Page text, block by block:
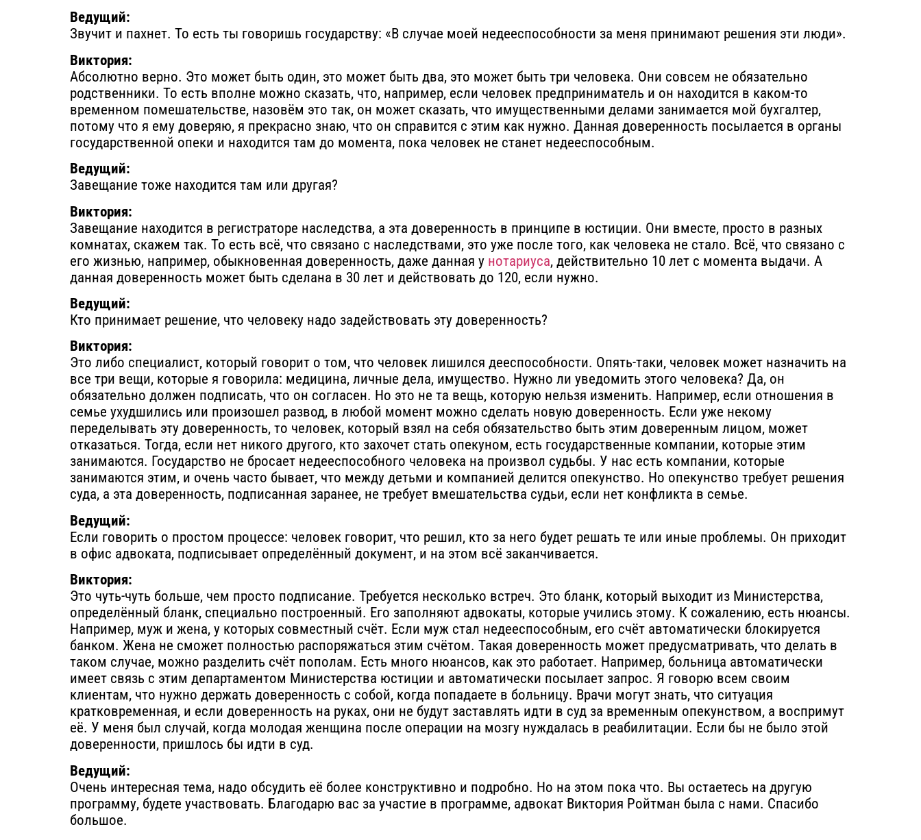
Ведущий:
Звучит и пахнет. То есть ты говоришь государству: «В случае моей недееспособности за меня принимают решения эти люди».
Виктория:
Абсолютно верно. Это может быть один, это может быть два, это может быть три человека. Они совсем не обязательно
родственники. То есть вполне можно сказать, что, например, если человек предприниматель и он находится в каком-то
временном помешательстве, назовём это так, он может сказать, что имущественными делами занимается мой бухгалтер,
потому что я ему доверяю, я прекрасно знаю, что он справится с этим как нужно. Данная доверенность посылается в органы
государственной опеки и находится там до момента, пока человек не станет недееспособным.
Ведущий:
Завещание тоже находится там или другая?
Виктория:
Завещание находится в регистраторе наследства, а эта доверенность в принципе в юстиции. Они вместе, просто в разных
комнатах, скажем так. То есть всё, что связано с наследствами, это уже после того, как человека не стало. Всё, что связано с
его жизнью, например, обыкновенная доверенность, даже данная у нотариуса, действительно 10 лет с момента выдачи. А
данная доверенность может быть сделана в 30 лет и действовать до 120, если нужно.
Ведущий:
Кто принимает решение, что человеку надо задействовать эту доверенность?
Виктория:
Это либо специалист, который говорит о том, что человек лишился дееспособности. Опять-таки, человек может назначить на
все три вещи, которые я говорила: медицина, личные дела, имущество. Нужно ли уведомить этого человека? Да, он
обязательно должен подписать, что он согласен. Но это не та вещь, которую нельзя изменить. Например, если отношения в
семье ухудшились или произошел развод, в любой момент можно сделать новую доверенность. Если уже некому
переделывать эту доверенность, то человек, который взял на себя обязательство быть этим доверенным лицом, может
отказаться. Тогда, если нет никого другого, кто захочет стать опекуном, есть государственные компании, которые этим
занимаются. Государство не бросает недееспособного человека на произвол судьбы. У нас есть компании, которые
занимаются этим, и очень часто бывает, что между детьми и компанией делится опекунство. Но опекунство требует решения
суда, а эта доверенность, подписанная заранее, не требует вмешательства судьи, если нет конфликта в семье.
Ведущий:
Если говорить о простом процессе: человек говорит, что решил, кто за него будет решать те или иные проблемы. Он приходит
в офис адвоката, подписывает определённый документ, и на этом всё заканчивается.
Виктория:
Это чуть-чуть больше, чем просто подписание. Требуется несколько встреч. Это бланк, который выходит из Министерства,
определённый бланк, специально построенный. Его заполняют адвокаты, которые учились этому. К сожалению, есть нюансы.
Например, муж и жена, у которых совместный счёт. Если муж стал недееспособным, его счёт автоматически блокируется
банком. Жена не сможет полностью распоряжаться этим счётом. Такая доверенность может предусматривать, что делать в
таком случае, можно разделить счёт пополам. Есть много нюансов, как это работает. Например, больница автоматически
имеет связь с этим департаментом Министерства юстиции и автоматически посылает запрос. Я говорю всем своим
клиентам, что нужно держать доверенность с собой, когда попадаете в больницу. Врачи могут знать, что ситуация
кратковременная, и если доверенность на руках, они не будут заставлять идти в суд за временным опекунством, а воспримут
её. У меня был случай, когда молодая женщина после операции на мозгу нуждалась в реабилитации. Если бы не было этой
доверенности, пришлось бы идти в суд.
Ведущий:
Очень интересная тема, надо обсудить её более конструктивно и подробно. Но на этом пока что. Вы остаетесь на другую
программу, будете участвовать. Благодарю вас за участие в программе, адвокат Виктория Ройтман была с нами. Спасибо
большое.